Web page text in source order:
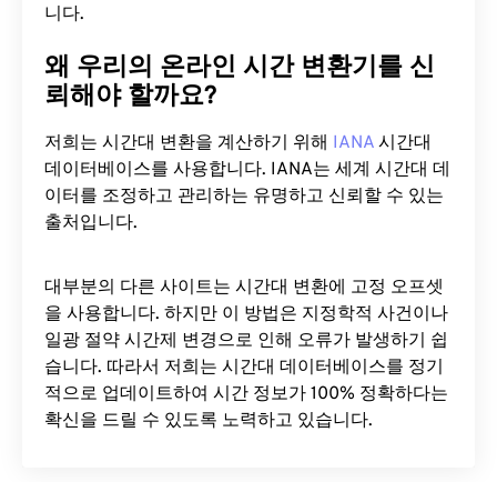
니다.
왜 우리의 온라인 시간 변환기를 신
뢰해야 할까요?
저희는 시간대 변환을 계산하기 위해 IANA 시간대
데이터베이스를 사용합니다. IANA는 세계 시간대 데
이터를 조정하고 관리하는 유명하고 신뢰할 수 있는
출처입니다.
대부분의 다른 사이트는 시간대 변환에 ​​고정 오프셋
을 사용합니다. 하지만 이 방법은 지정학적 사건이나
일광 절약 시간제 변경으로 인해 오류가 발생하기 쉽
습니다. 따라서 저희는 시간대 데이터베이스를 정기
적으로 업데이트하여 시간 정보가 100% 정확하다는
확신을 드릴 수 있도록 노력하고 있습니다.